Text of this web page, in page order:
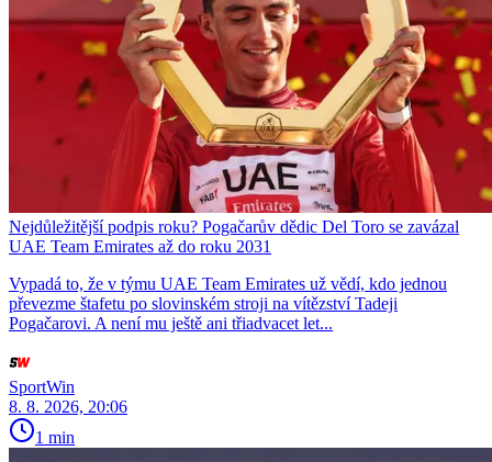
Nejdůležitější podpis roku? Pogačarův dědic Del Toro se zavázal
UAE Team Emirates až do roku 2031
Vypadá to, že v týmu UAE Team Emirates už vědí, kdo jednou
převezme štafetu po slovinském stroji na vítězství Tadeji
Pogačarovi. A není mu ještě ani třiadvacet let...
SportWin
8. 8. 2026, 20:06
1 min